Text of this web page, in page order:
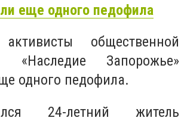
еще одного педофила
общественной
«Наследие Запорожье»
одного педофила.
24-летний житель